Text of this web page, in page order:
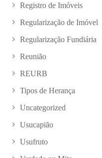
Registro de Imóveis
Regularização de Imóvel
Regularização Fundiária
Reunião
REURB
Tipos de Herança
Uncategorized
Usucapião
Usufruto